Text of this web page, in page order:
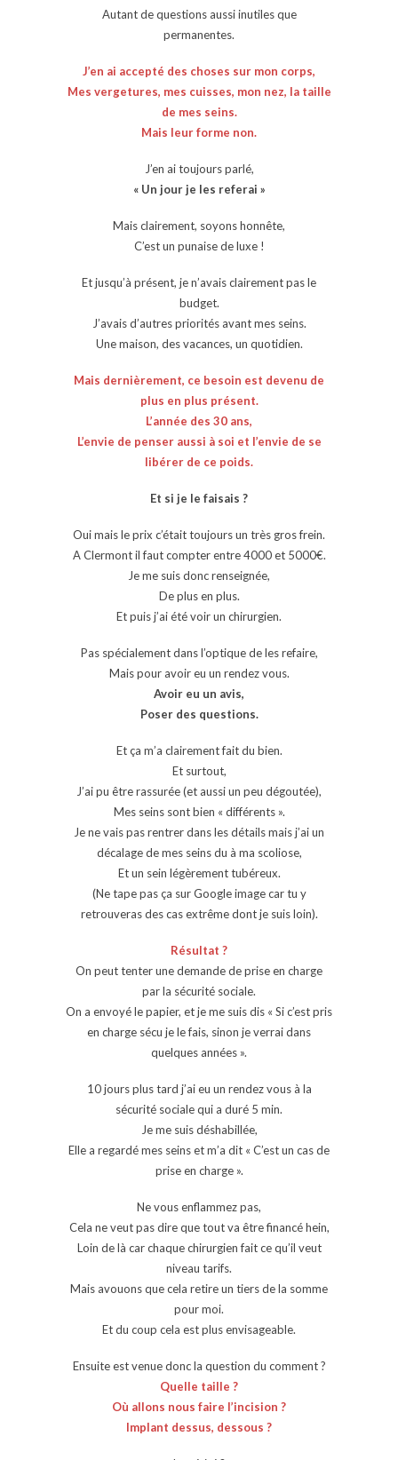
Autant de questions aussi inutiles que
permanentes.
J’en ai accepté des choses sur mon corps,
Mes vergetures, mes cuisses, mon nez, la taille
de mes seins.
Mais leur forme non.
J’en ai toujours parlé,
« Un jour je les referai »
Mais clairement, soyons honnête,
C’est un punaise de luxe !
Et jusqu’à présent, je n’avais clairement pas le
budget.
J’avais d’autres priorités avant mes seins.
Une maison, des vacances, un quotidien.
Mais dernièrement, ce besoin est devenu de
plus en plus présent.
L’année des 30 ans,
L’envie de penser aussi à soi et l’envie de se
libérer de ce poids.
Et si je le faisais ?
Oui mais le prix c’était toujours un très gros frein.
A Clermont il faut compter entre 4000 et 5000€.
Je me suis donc renseignée,
De plus en plus.
Et puis j’ai été voir un chirurgien.
Pas spécialement dans l’optique de les refaire,
Mais pour avoir eu un rendez vous.
Avoir eu un avis,
Poser des questions.
Et ça m’a clairement fait du bien.
Et surtout,
J’ai pu être rassurée (et aussi un peu dégoutée),
Mes seins sont bien « différents ».
Je ne vais pas rentrer dans les détails mais j’ai un
décalage de mes seins du à ma scoliose,
Et un sein légèrement tubéreux.
(Ne tape pas ça sur Google image car tu y
retrouveras des cas extrême dont je suis loin).
Résultat ?
On peut tenter une demande de prise en charge
par la sécurité sociale.
On a envoyé le papier, et je me suis dis « Si c’est pris
en charge sécu je le fais, sinon je verrai dans
quelques années ».
10 jours plus tard j’ai eu un rendez vous à la
sécurité sociale qui a duré 5 min.
Je me suis déshabillée,
Elle a regardé mes seins et m’a dit « C’est un cas de
prise en charge ».
Ne vous enflammez pas,
Cela ne veut pas dire que tout va être financé hein,
Loin de là car chaque chirurgien fait ce qu’il veut
niveau tarifs.
Mais avouons que cela retire un tiers de la somme
pour moi.
Et du coup cela est plus envisageable.
Ensuite est venue donc la question du comment ?
Quelle taille ?
Où allons nous faire l’incision ?
Implant dessus, dessous ?